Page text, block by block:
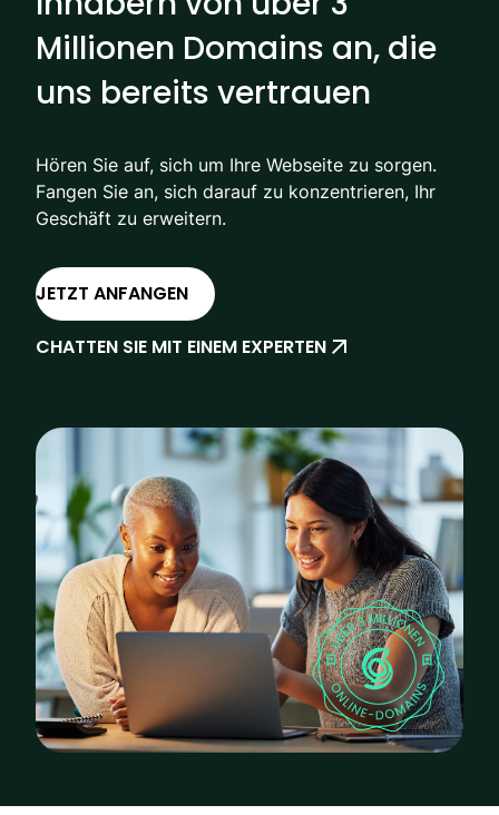
Millionen Domains an, die
uns bereits vertrauen
Hören Sie auf, sich um Ihre Webseite zu sorgen.
Fangen Sie an, sich darauf zu konzentrieren, Ihr
Geschäft zu erweitern.
JETZT ANFANGEN
CHATTEN SIE MIT EINEM EXPERTEN